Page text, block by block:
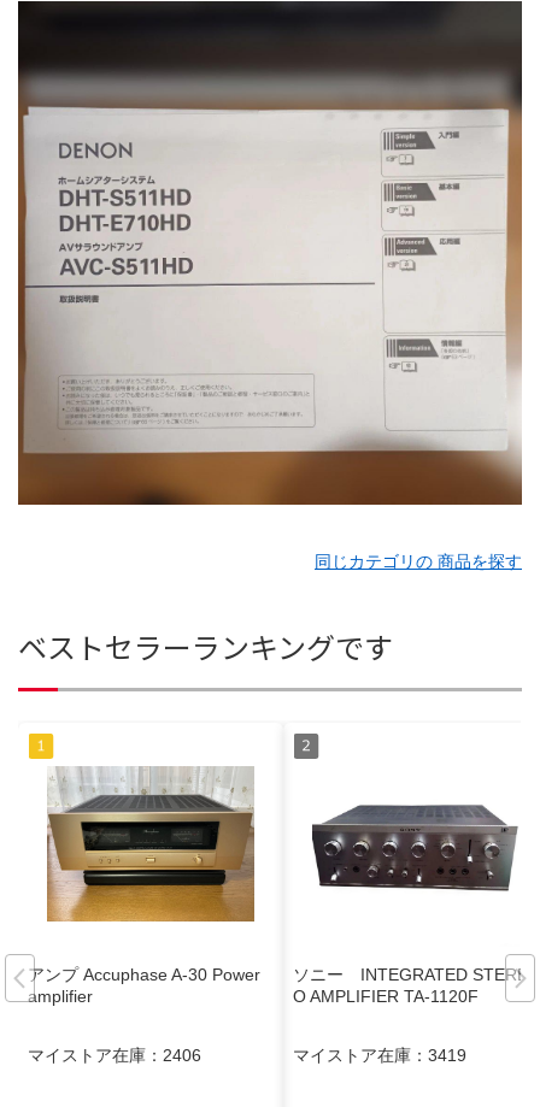
同じカテゴリの 商品を探す
ベストセラーランキングです
アンプ Accuphase A-30 Power
amplifier
マイストア在庫： 2406
ソニー INTEGRATED STERE
O AMPLIFIER TA-1120F
マイストア在庫： 3419